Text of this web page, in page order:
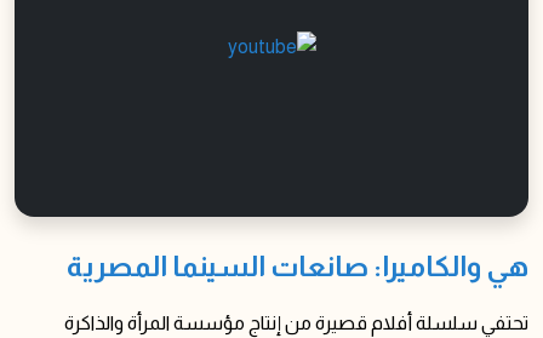
هي والكاميرا: صانعات السينما المصرية
تحتفي سلسلة أفلام قصيرة من إنتاج مؤسسة المرأة والذاكرة